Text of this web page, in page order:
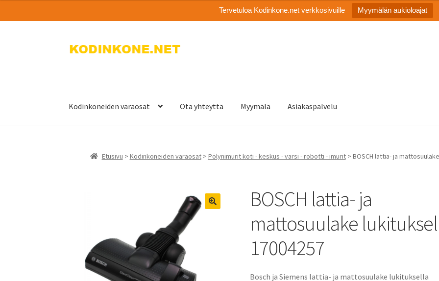
Tervetuloa Kodinkone.net verkkosivuille Myymälän aukioloajat
Siirry
Siirry
Kodinkoneiden varaosat Ota yhteyttä Myymälä Asiakaspalvelu
Etusivu > Kodinkoneiden varaosat> Pölynimurit koti - keskus - varsi - robotti - imurit> BOSCH lattia- ja
BOSCH lattia- ja
mattosuulake
17004257
Bosch ja Siemens lattia- ja mattosuulake lukituksella